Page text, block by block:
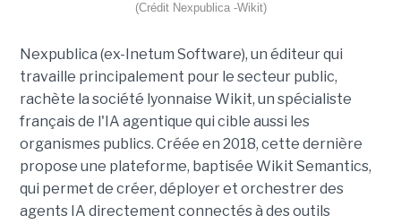
(Crédit Nexpublica -Wikit)
Nexpublica (ex-Inetum Software), un éditeur qui
travaille principalement pour le secteur public,
rachète la société lyonnaise Wikit, un spécialiste
français de l'IA agentique qui cible aussi les
organismes publics. Créée en 2018, cette dernière
propose une plateforme, baptisée Wikit Semantics,
qui permet de créer, déployer et orchestrer des
agents IA directement connectés à des outils